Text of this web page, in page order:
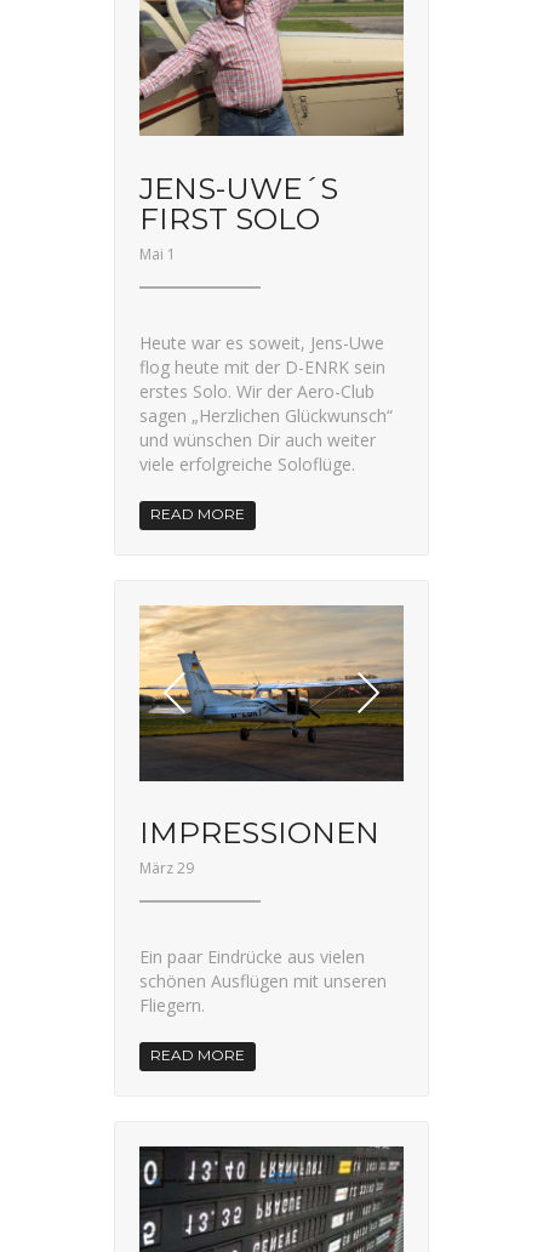
JENS-UWE´S
FIRST SOLO
Mai 1
Heute war es soweit, Jens-Uwe
flog heute mit der D-ENRK sein
erstes Solo. Wir der Aero-Club
sagen „Herzlichen Glückwunsch“
und wünschen Dir auch weiter
viele erfolgreiche Soloflüge.
READ MORE
IMPRESSIONEN
März 29
Ein paar Eindrücke aus vielen
schönen Ausflügen mit unseren
Fliegern.
READ MORE